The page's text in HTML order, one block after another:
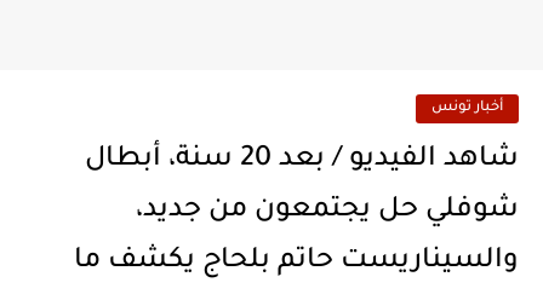
أخبار تونس
شاهد الفيديو / بعد 20 سنة، أبطال
شوفلي حل يجتمعون من جديد،
والسيناريست حاتم بلحاج يكشف ما